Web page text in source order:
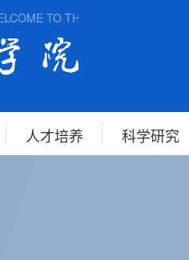
TO THE SCHOOL OF
人才培养 科学研究